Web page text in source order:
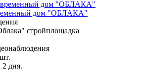
дом "ОБЛАКА"
стройплощадка
дня.